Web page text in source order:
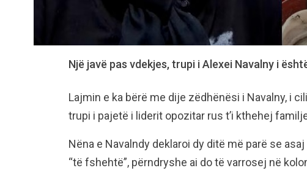
Një javë pas vdekjes, trupi i Alexei Navalny i
Lajmin e ka bërë me dije zëdhënësi i Navalny, i
trupi i pajetë i liderit opozitar rus t’i kthehej
Nëna e Navalndy deklaroi dy ditë më parë se
“të fshehtë”, përndryshe ai do të varrosej në